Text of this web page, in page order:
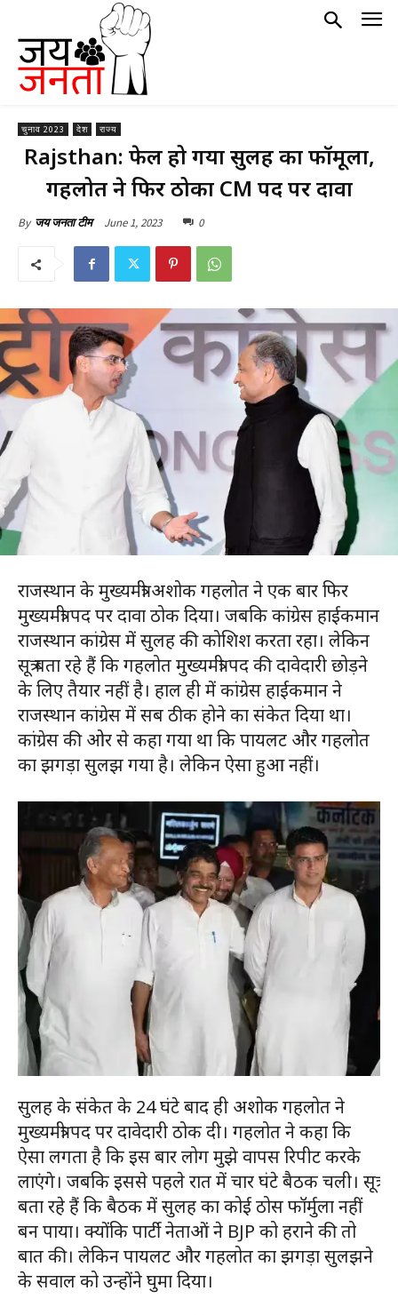
चुनाव 2023 देश राज्य
Rajsthan: फेल हो गया सुलह का फॉर्मूला,
गहलोत ने फिर ठोका CM पद पर दावा
By जय जनता टीम June 1, 2023 0
राजस्थान के मुख्यमंत्री अशोक गहलोत ने एक बार फिर
मुख्यमंत्री पद पर दावा ठोक दिया। जबकि कांग्रेस हाईकमान
राजस्थान कांग्रेस में सुलह की कोशिश करता रहा। लेकिन
सूत्र बता रहे हैं कि गहलोत मुख्यमंत्री पद की दावेदारी छोड़ने
के लिए तैयार नहीं है। हाल ही में कांग्रेस हाईकमान ने
राजस्थान कांग्रेस में सब ठीक होने का संकेत दिया था।
कांग्रेस की ओर से कहा गया था कि पायलट और गहलोत
का झगड़ा सुलझ गया है। लेकिन ऐसा हुआ नहीं।
सुलह के संकेत के 24 घंटे बाद ही अशोक गहलोत ने
मुख्यमंत्री पद पर दावेदारी ठोक दी। गहलोत ने कहा कि
ऐसा लगता है कि इस बार लोग मुझे वापस रिपीट करके
लाएंगे। जबकि इससे पहले रात में चार घंटे बैठक चली। सूत्र
बता रहे हैं कि बैठक में सुलह का कोई ठोस फॉर्मुला नहीं
बन पाया। क्योंकि पार्टी नेताओं ने BJP को हराने की तो
बात की। लेकिन पायलट और गहलोत का झगड़ा सुलझने
के सवाल को उन्होंने घुमा दिया।